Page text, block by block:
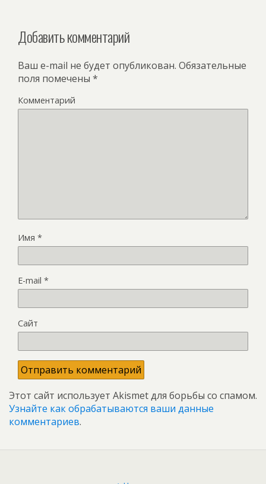
Добавить комментарий
Ваш e-mail не будет опубликован. Обязательные
поля помечены *
Комментарий
Имя *
E-mail *
Сайт
Этот сайт использует Akismet для борьбы со спамом.
Узнайте как обрабатываются ваши данные
комментариев.